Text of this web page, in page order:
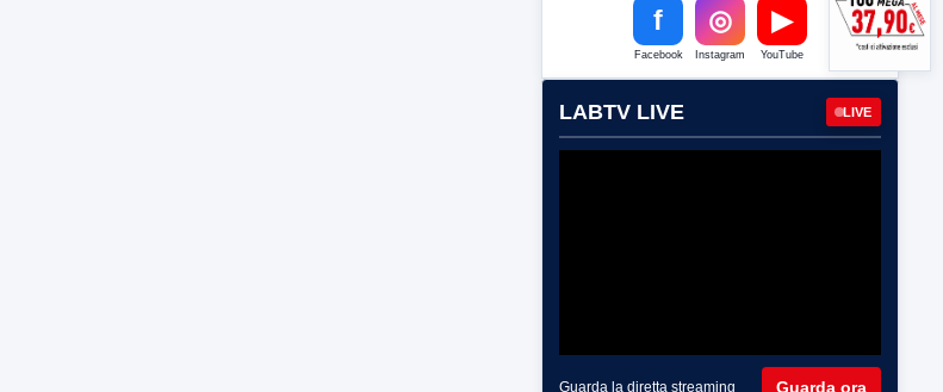
f
Facebook
◎
Instagram
▶
YouTube
LABTV LIVE LIVE
Guarda la diretta streaming Guarda ora